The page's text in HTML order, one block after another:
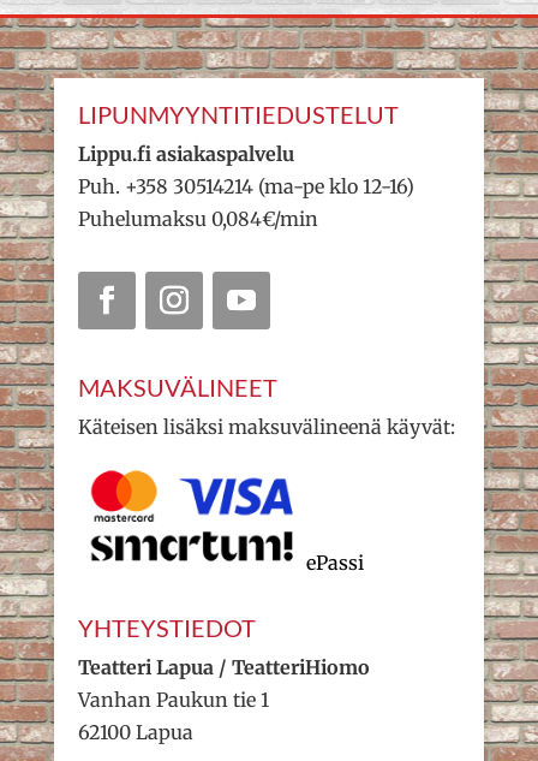
LIPUNMYYNTITIEDUSTELUT
Lippu.fi asiakaspalvelu
Puh. +358 30514214 (ma-pe klo 12-16)
Puhelumaksu 0,084€/min
MAKSUVÄLINEET
Käteisen lisäksi maksuvälineenä käyvät:
ePassi
YHTEYSTIEDOT
Teatteri Lapua / TeatteriHiomo
Vanhan Paukun tie 1
62100 Lapua